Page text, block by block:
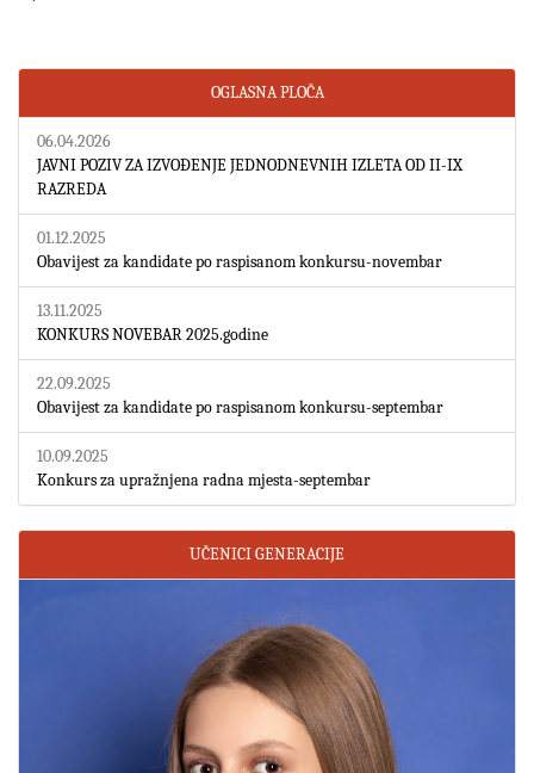
OGLASNA PLOČA
06.04.2026
JAVNI POZIV ZA IZVOĐENJE JEDNODNEVNIH IZLETA OD II-IX
RAZREDA
01.12.2025
Obavijest za kandidate po raspisanom konkursu-novembar
13.11.2025
KONKURS NOVEBAR 2025.godine
22.09.2025
Obavijest za kandidate po raspisanom konkursu-septembar
10.09.2025
Konkurs za upražnjena radna mjesta-septembar
UČENICI GENERACIJE